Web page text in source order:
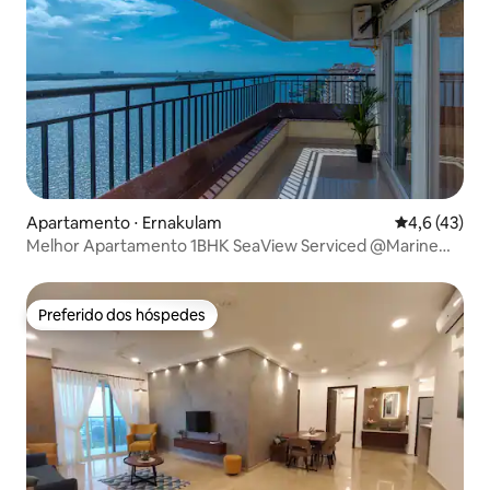
Apartamento ⋅ Ernakulam 4,6 de uma
4,6 (43)
Melhor Apartamento 1BHK SeaView Serviced @Marine
Preferido dos hóspedes
Preferido dos hóspedes